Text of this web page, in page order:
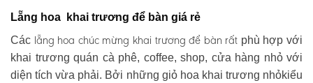
Lẵng hoa khai trương để bàn giá rẻ
Các lẵng hoa chúc mừng khai trương để bàn rất phù hợp với
khai trương quán cà phê, coffee, shop, cửa hàng nhỏ với
diện tích vừa phải. Bởi những giỏ hoa khai trương nhỏkiểu